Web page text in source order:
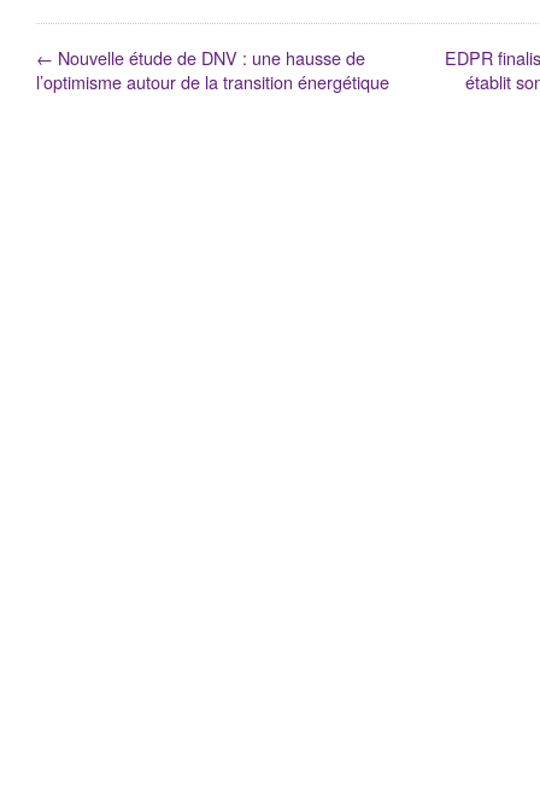
← Nouvelle étude de DNV : une hausse de
l’optimisme autour de la transition énergétique
EDPR
établit